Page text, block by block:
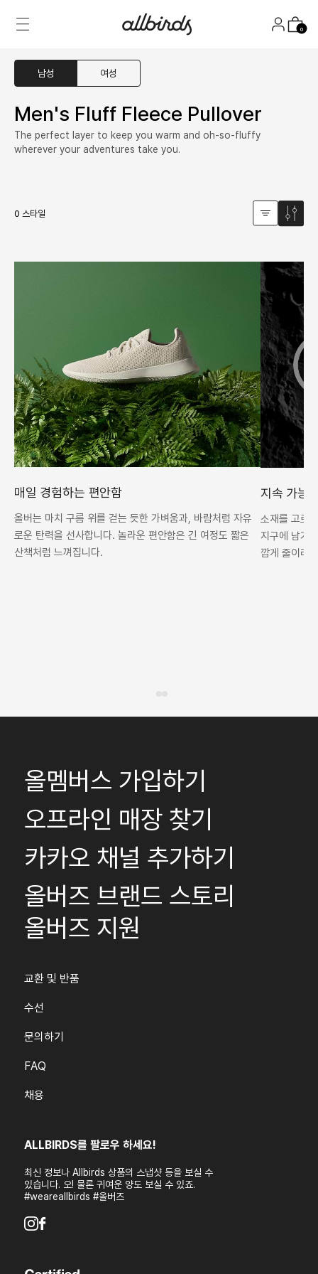
올버즈 | Allbirds
키즈세일
Click to expand
Menu Log In
Cart
남성 여성
Men's Fluff Fleece Pullover
The perfect layer to keep you warm and oh-so-fluffy
wherever your adventures take you.
0 스타일
매일 경험하는 편안함
올버는 마치 구름 위를 걷는 듯한 가벼움과, 바람처럼 자유
로운 탄력을 선사합니다. 놀라운 편안함은 긴 여정도 짧은
산책처럼 느껴집니다.
지속 가능
소재를 고르
지구에 남기
깝게 줄이려
올멤버스 가입하기
오프라인 매장 찾기
카카오 채널 추가하기
올버즈 브랜드 스토리
올버즈 지원
교환 및 반품
수선
문의하기
FAQ
채용
ALLBIRDS를 팔로우 하세요!
최신 정보나 Allbirds 상품의 스냅샷 등을 보실 수
있습니다. 오! 물론 귀여운 양도 보실 수 있죠.
#weareallbirds #올버즈